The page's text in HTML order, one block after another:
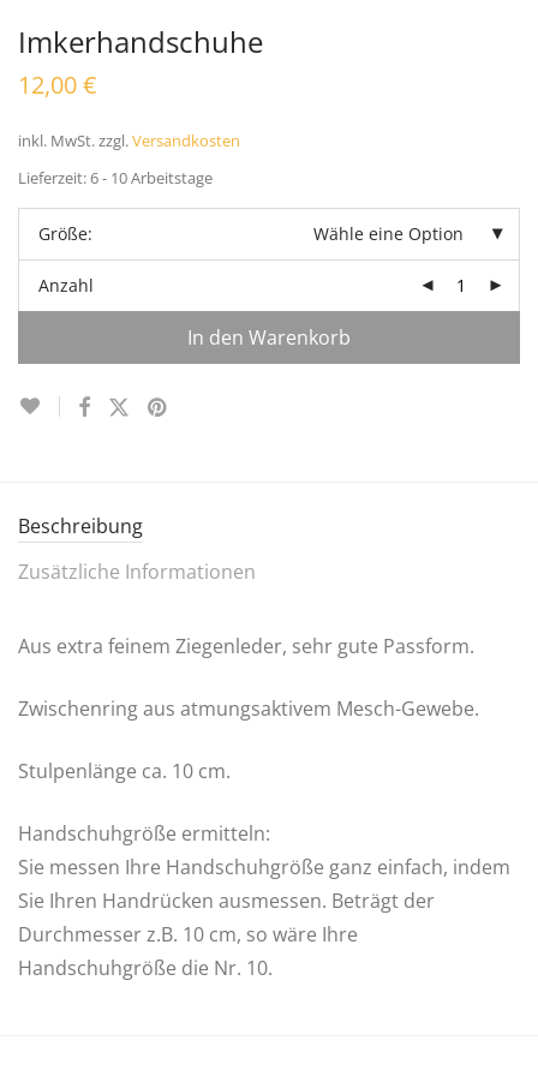
Imkerhandschuhe
12,00€
inkl. MwSt.zzgl.Versandkosten
Lieferzeit:6 - 10 Arbeitstage
Größe: Wähle eine Option
Anzahl
In den Warenkorb
Beschreibung
Zusätzliche Informationen
Aus extra feinem Ziegenleder, sehr gute Passform.
Zwischenring aus atmungsaktivem Mesch-Gewebe.
Stulpenlänge ca. 10 cm.
Handschuhgröße ermitteln:
Sie messen Ihre Handschuhgröße ganz einfach, indem
Sie Ihren Handrücken ausmessen. Beträgt der
Durchmesser z.B. 10 cm, so wäre Ihre
Handschuhgröße die Nr. 10.